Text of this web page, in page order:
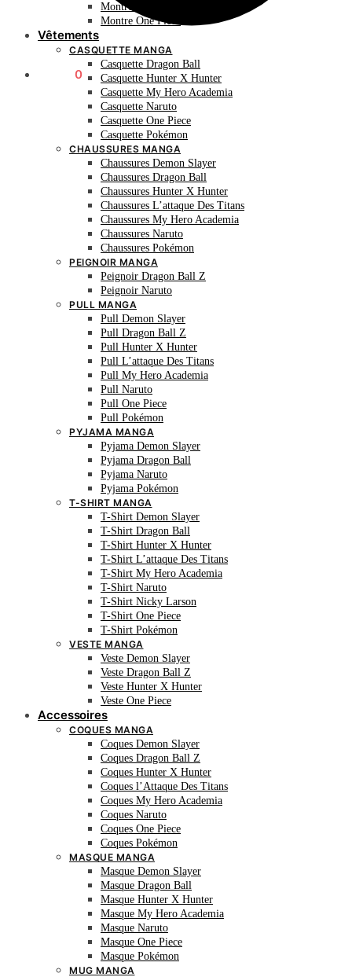
0
Montre Naruto
Montre One Piece
Vêtements
CASQUETTE MANGA
Casquette Dragon Ball
Casquette Hunter X Hunter
Casquette My Hero Academia
Casquette Naruto
Casquette One Piece
Casquette Pokémon
CHAUSSURES MANGA
Chaussures Demon Slayer
Chaussures Dragon Ball
Chaussures Hunter X Hunter
Chaussures L’attaque Des Titans
Chaussures My Hero Academia
Chaussures Naruto
Chaussures Pokémon
PEIGNOIR MANGA
Peignoir Dragon Ball Z
Peignoir Naruto
PULL MANGA
Pull Demon Slayer
Pull Dragon Ball Z
Pull Hunter X Hunter
Pull L’attaque Des Titans
Pull My Hero Academia
Pull Naruto
Pull One Piece
Pull Pokémon
PYJAMA MANGA
Pyjama Demon Slayer
Pyjama Dragon Ball
Pyjama Naruto
Pyjama Pokémon
T-SHIRT MANGA
T-Shirt Demon Slayer
T-Shirt Dragon Ball
T-Shirt Hunter X Hunter
T-Shirt L’attaque Des Titans
T-Shirt My Hero Academia
T-Shirt Naruto
T-Shirt Nicky Larson
T-Shirt One Piece
T-Shirt Pokémon
VESTE MANGA
Veste Demon Slayer
Veste Dragon Ball Z
Veste Hunter X Hunter
Veste One Piece
Accessoires
COQUES MANGA
Coques Demon Slayer
Coques Dragon Ball Z
Coques Hunter X Hunter
Coques l’Attaque Des Titans
Coques My Hero Academia
Coques Naruto
Coques One Piece
Coques Pokémon
MASQUE MANGA
Masque Demon Slayer
Masque Dragon Ball
Masque Hunter X Hunter
Masque My Hero Academia
Masque Naruto
Masque One Piece
Masque Pokémon
MUG MANGA